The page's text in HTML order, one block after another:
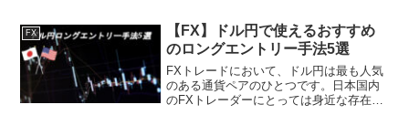
FX
【FX】ドル円で使えるおすすめ
のロングエントリー手法5選
FXトレードにおいて、ドル円は最も人気
のある通貨ペアのひとつです。日本国内
のFXトレーダーにとっては身近な存在で